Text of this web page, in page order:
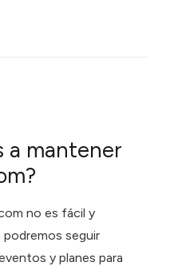
a mantener
no es fácil y
seguir
y planes para